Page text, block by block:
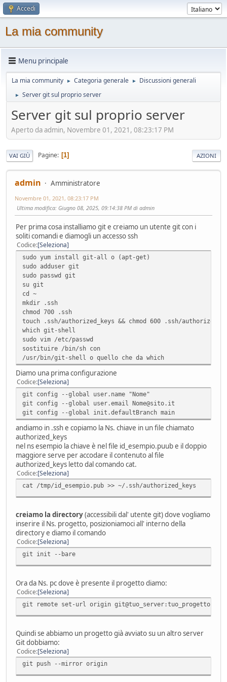
Accedi
La mia community
Menu principale
La mia community ► Categoria generale ► Discussioni generali
► Server git sul proprio server
Server git sul proprio server
Aperto da admin, Novembre 01, 2021, 08:23:17 PM
VAI GIÙ Pagine 1 AZIONI
admin Amministratore
Novembre 01, 2021, 08:23:17 PM
Ultima modifica: Giugno 08, 2025, 09:14:38 PM di admin
Per prima cosa installiamo git e creiamo un utente git con i
soliti comandi e diamogli un accesso ssh
Codice Seleziona
sudo yum install git-all o (apt-get)
sudo adduser git
sudo passwd git
su git
cd ~
mkdir .ssh
chmod 700 .ssh
touch .ssh/authorized_keys && chmod 600 .ssh/
which git-shell
sudo vim /etc/passwd
sostituire /bin/sh con
/usr/bin/git-shell o quello che da which
Diamo una prima configurazione
Codice Seleziona
git config --global user.name "Nome"
git config --global user.email Nome@sito.it
git config --global init.defaultBranch main
andiamo in .ssh e copiamo la Ns. chiave in un file chiamato
authorized_keys
nel ns esempio la chiave è nel file id_esempio.puub e il doppio
maggiore serve per accodare il contenuto al file
authorized_keys letto dal comando cat.
Codice Seleziona
cat /tmp/id_esempio.pub >> ~/.ssh/authorized_keys
creiamo la directory(accessibili dal' utente git) dove vogliamo
inserire il Ns. progetto, posizioniamoci all' interno della
directory e diamo il comando
Codice Seleziona
git init --bare
Ora da Ns. pc dove è presente il progetto diamo:
Codice Seleziona
git remote set-url origin git@tuo_server:tuo_progetto
Quindi se abbiamo un progetto già avviato su un altro server
Git dobbiamo:
Codice Seleziona
git push --mirror origin